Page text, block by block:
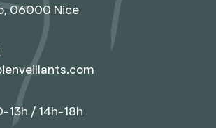
06000 Nice
13h / 14h-18h